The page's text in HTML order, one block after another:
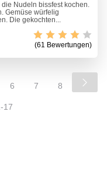
Nudeln bissfest kochen.
Gemüse würfelig
Die gekochten...
(61 Bewertungen)
6 7 8
17